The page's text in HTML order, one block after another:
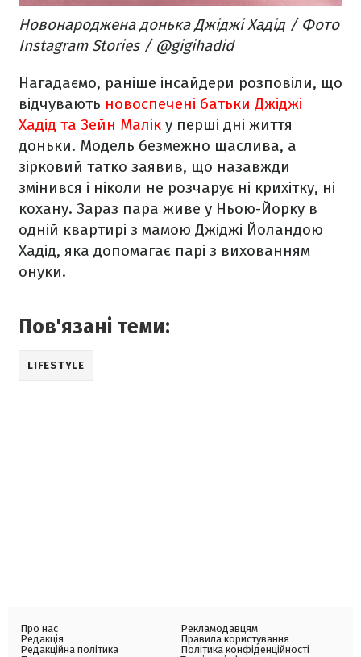
Новонароджена донька Джіджі Хадід / Фото
Instagram Stories / @gigihadid
Нагадаємо, раніше інсайдери розповіли, що
відчувають новоспечені батьки Джіджі
Хадід та Зейн Малік у перші дні життя
доньки. Модель безмежно щаслива, а
зірковий татко заявив, що назавжди
змінився і ніколи не розчарує ні крихітку, ні
кохану. Зараз пара живе у Ньою-Йорку в
одній квартирі з мамою Джіджі Йоландою
Хадід, яка допомагає парі з вихованням
онуки.
Пов'язані теми:
LIFESTYLE
Про нас
Редакція
Редакційна політика
Рекламодавцям
Правила користування
Політика конфіденційності